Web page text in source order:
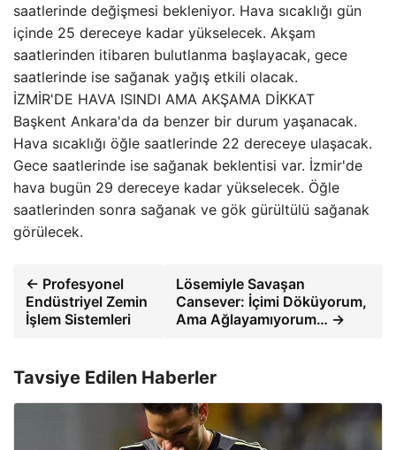
saatlerinde değişmesi bekleniyor. Hava sıcaklığı gün
içinde 25 dereceye kadar yükselecek. Akşam
saatlerinden itibaren bulutlanma başlayacak, gece
saatlerinde ise sağanak yağış etkili olacak.
İZMİR'DE HAVA ISINDI AMA AKŞAMA DİKKAT
Başkent Ankara'da da benzer bir durum yaşanacak.
Hava sıcaklığı öğle saatlerinde 22 dereceye ulaşacak.
Gece saatlerinde ise sağanak beklentisi var. İzmir'de
hava bugün 29 dereceye kadar yükselecek. Öğle
saatlerinden sonra sağanak ve gök gürültülü sağanak
görülecek.
← Profesyonel
Endüstriyel Zemin
İşlem Sistemleri
Lösemiyle Savaşan
Cansever: İçimi Döküyorum,
Ama Ağlayamıyorum… →
Tavsiye Edilen Haberler